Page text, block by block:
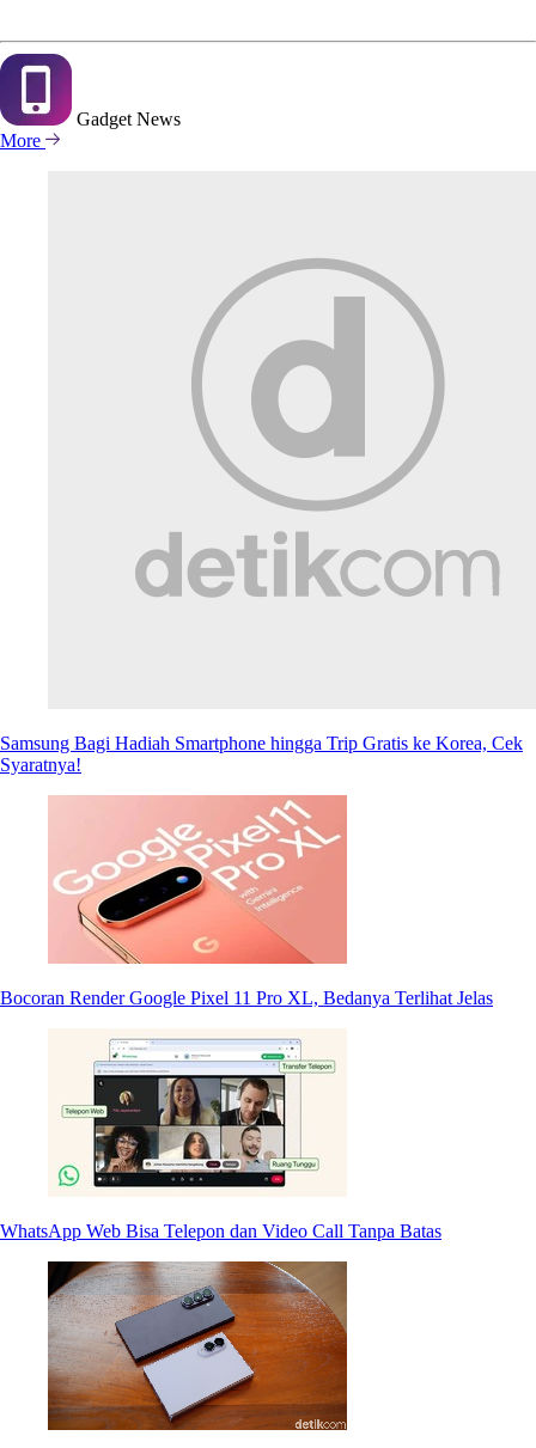
Gadget News
More
Samsung Bagi Hadiah Smartphone hingga Trip Gratis ke Korea, Cek
Syaratnya!
Bocoran Render Google Pixel 11 Pro XL, Bedanya Terlihat Jelas
WhatsApp Web Bisa Telepon dan Video Call Tanpa Batas